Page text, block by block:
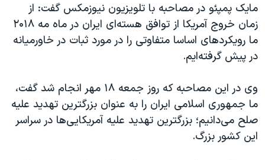
چهل سال گروگان‌گیری
قانون شفافیت دارائی کادر رهبری ایران
اعتراضات مردمی آبان ۹۸
نرگس محمدی برنده جایزه نوبل صلح
همایش محافظه‌کاران آمریکا «سی‌پک»
صفحه‌های ویژه
مایک پمپئو در مصاحبه با تلویزیون نیوزمکس گفت: از
زمان خروج آمریکا از توافق هسته‌ای ایران در ماه مه ۲۰۱۸
ما رویکردهای اساسا متفاوتی را در مورد ثبات در خاورمیانه
در پیش گرفته‌ایم.
وی در این مصاحبه که روز جمعه ۱۸ مهر انجام شد گفت،
ما جمهوری اسلامی ایران را به عنوان بزرگترین تهدید علیه
صلح می‌دانیم؛ بزرگترین تهدید علیه آمریکایی‌ها در سراسر
این کشور بزرگ.